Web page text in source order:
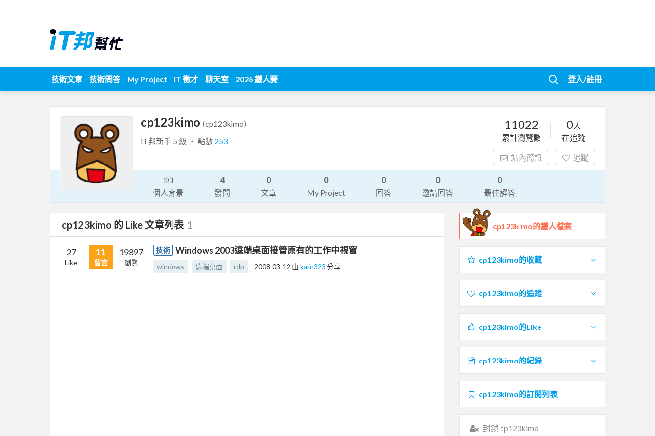
技術文章 技術問答 My Project iT 徵才 聊天室 2026 鐵人賽 登入/註冊
cp123kimo (cp123kimo)
iT邦新手 5 級 ‧ 點數 253
11022
累計瀏覽數
0人
在追蹤
站內簡訊 追蹤
個人背景
4
發問
0
文章
0
My Project
0
回答
0
邀請回答
0
最佳解答
cp123kimo 的 Like 文章列表 1
27
Like
11
留言
19897
瀏覽
技術 Windows 2003遠端桌面接管原有的工作中視窗
windows 遠端桌面 rdp 2008-03-12 由 kaiin323 分享
cp123kimo的鐵人檔案
cp123kimo的收藏
cp123kimo的追蹤
cp123kimo的Like
cp123kimo的紀錄
cp123kimo的訂閱列表
封鎖 cp123kimo